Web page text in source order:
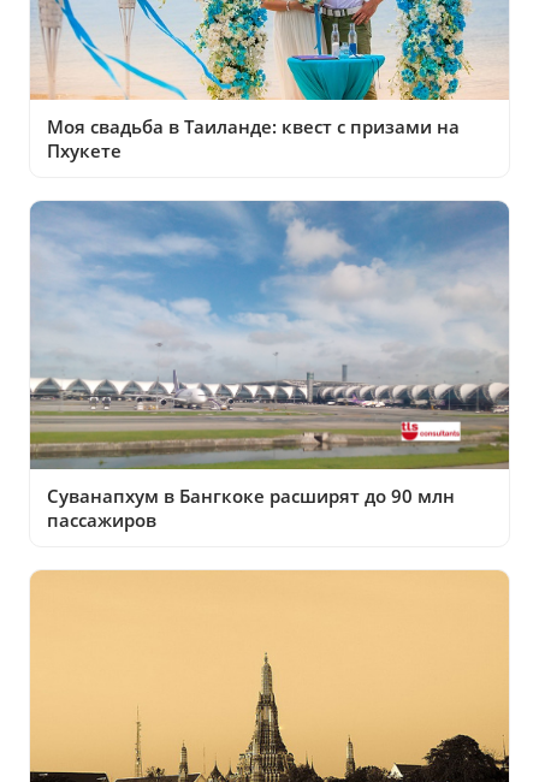
Моя свадьба в Таиланде: квест с призами на
Пхукете
Суванапхум в Бангкоке расширят до 90 млн
пассажиров